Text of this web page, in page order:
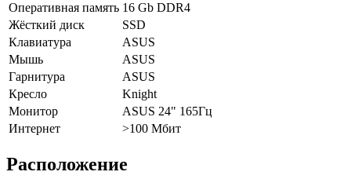
Оперативная память 16 Gb DDR4
Жёсткий диск
SSD
Клавиатура
ASUS
Мышь
ASUS
Гарнитура
ASUS
Кресло
Knight
Монитор
ASUS 24" 165Гц
Интернет
>100 Мбит
Расположение